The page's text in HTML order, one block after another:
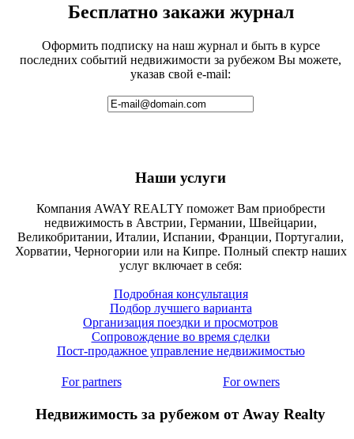
Бесплатно закажи журнал
Оформить подписку на наш журнал и быть в курсе
последних событий недвижимости за рубежом Вы можете,
указав свой e-mail:
Наши услуги
Компания AWAY REALTY поможет Вам приобрести
недвижимость в Австрии, Германии, Швейцарии,
Великобритании, Италии, Испании, Франции, Португалии,
Хорватии, Черногории или на Кипре. Полный спектр наших
услуг включает в себя:
Подробная консультация
Подбор лучшего варианта
Организация поездки и просмотров
Сопровождение во время сделки
Пост-продажное управление недвижимостью
For partners For owners
Недвижимость за рубежом от Away Realty